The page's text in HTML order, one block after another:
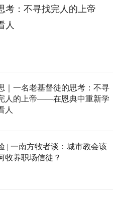
考：不寻找完人的上帝
人
｜一名老基督徒的思考：不寻
人的上帝——在恩典中重新学
人
| 一南方牧者谈：城市教会该
牧养职场信徒？